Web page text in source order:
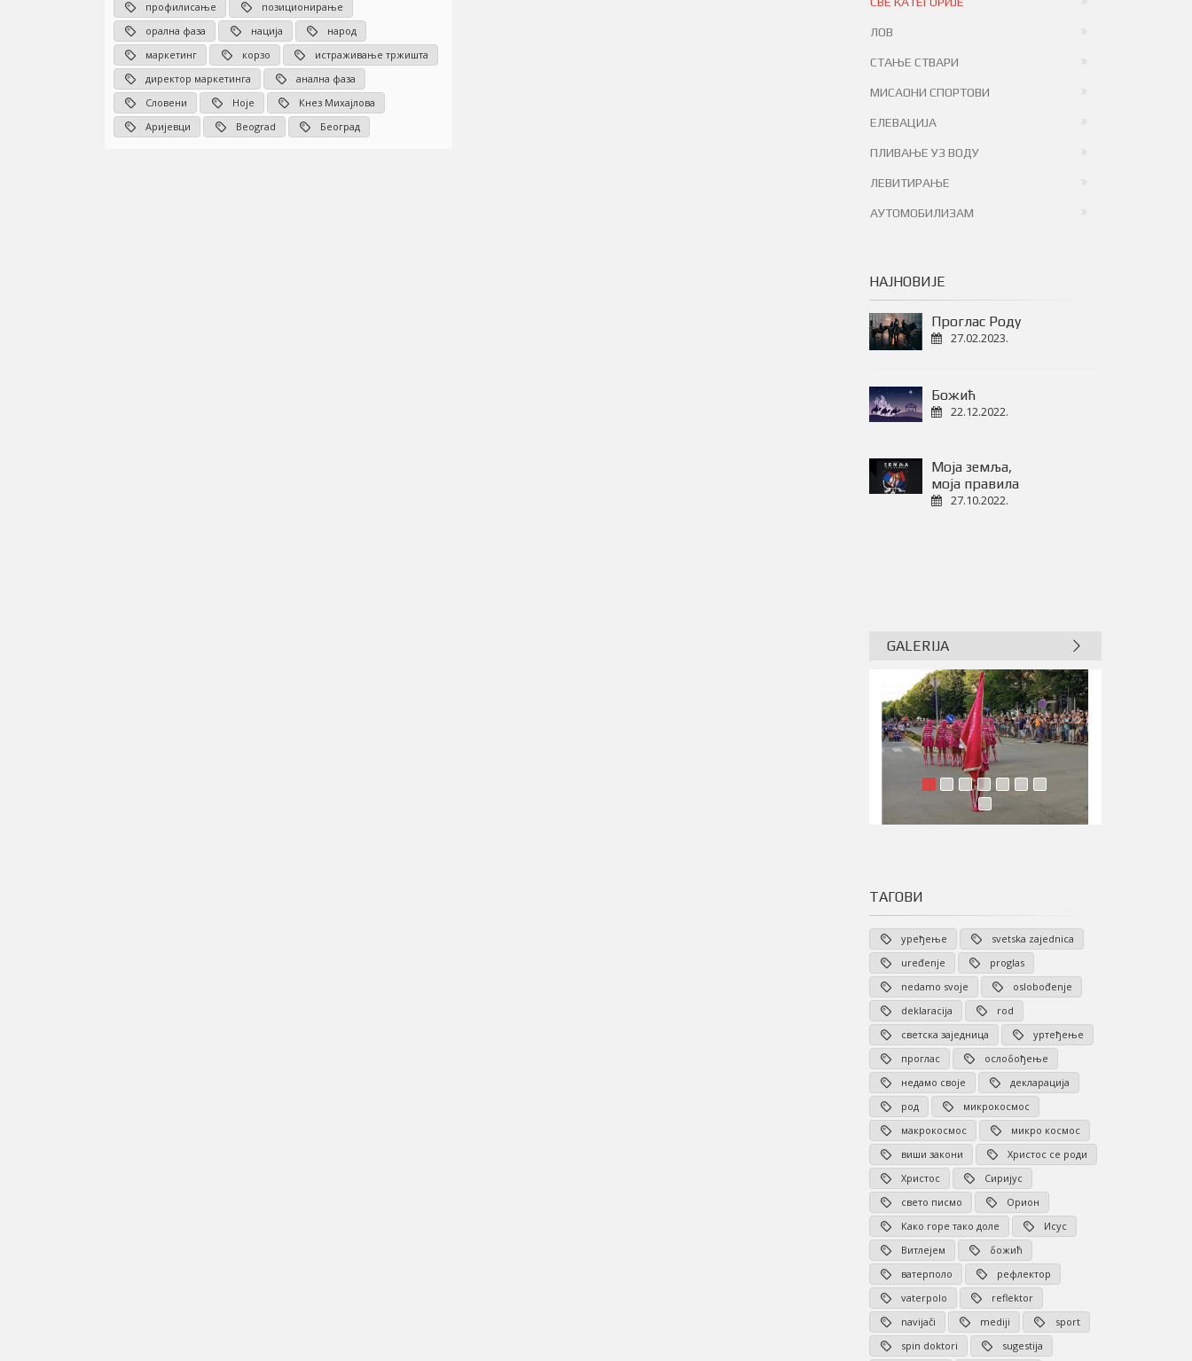
профилисање
позиционирање
орална фаза
нација
народ
маркетинг
корзо
истраживање тржишта
директор маркетинга
анална фаза
Словени
Ноје
Кнез Михајлова
Аријевци
Beograd Београд
ЛОВ
СТАЊЕ СТВАРИ
МИСАОНИ СПОРТОВИ
ЕЛЕВАЦИЈА
ПЛИВАЊЕ УЗ ВОДУ
ЛЕВИТИРАЊЕ
АУТОМОБИЛИЗАМ
НАЈНОВИЈЕ
Проглас Роду
27.02.2023.
Божић
22.12.2022.
Моја земља,
моја правила
27.10.2022.
GALERIJA
ТАГОВИ
уређење
svetska zajednica
uređenje
proglas
nedamo svoje
oslobođenje
deklaracija
rod
светска заједница
уртеђење
проглас
ослобођење
недамо своје
декларација
род
микрокосмос
макрокосмос
микро космос
виши закони
Христос се роди
Христос
Сиријус
свето писмо
Орион
Како горе тако доле
Исус
Витлејем
божић
ватерполо
рефлектор
vaterpolo
reflektor
navijači
mediji
sport
spin doktori
sugestija